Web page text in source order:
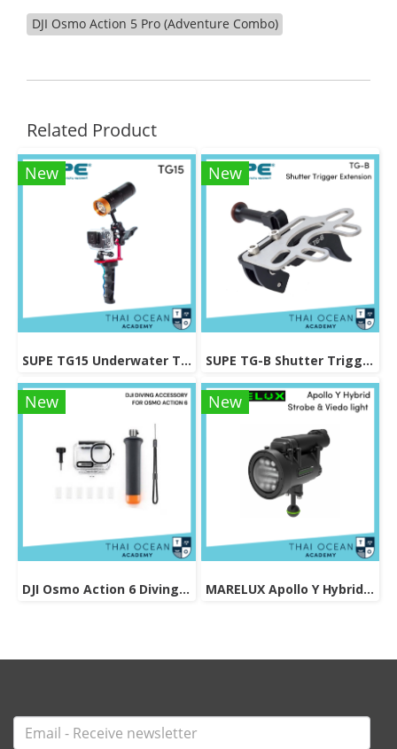
DJI Osmo Action 5 Pro (Adventure Combo)
Related Product
New
SUPE TG15 Underwater Tray For Gopro / Action Camera
New
SUPE TG-B Shutter Trigger Extension
New
DJI Osmo Action 6 Diving Accessory
New
MARELUX Apollo Y Hybrid Strobe & Viedo light (Patented Design) 3000 lumen